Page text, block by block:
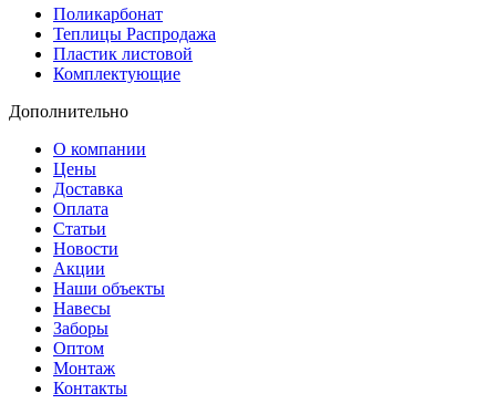
Поликарбонат
Теплицы Распродажа
Пластик листовой
Комплектующие
Дополнительно
О компании
Цены
Доставка
Оплата
Статьи
Новости
Акции
Наши объекты
Навесы
Заборы
Оптом
Монтаж
Контакты